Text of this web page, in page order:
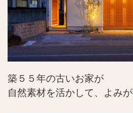
築５５年の古いお家が
自然素材を活かして、よみ